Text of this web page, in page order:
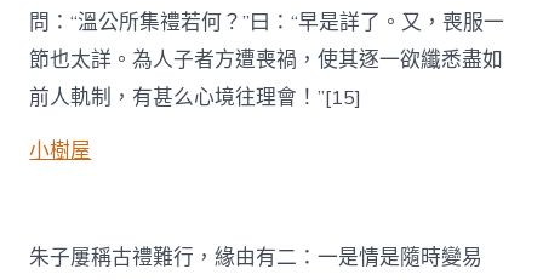
問：“溫公所集禮若何？”曰：“早是詳了。又，喪服一
節也太詳。為人子者方遭喪禍，使其逐一欲纖悉盡如
前人軌制，有甚么心境往理會！”[15]
小樹屋
朱子屢稱古禮難行，緣由有二：一是情是隨時變易